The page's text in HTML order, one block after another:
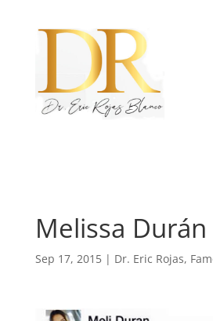
Melissa Durán
Sep 17, 2015| Dr. Eric Rojas,